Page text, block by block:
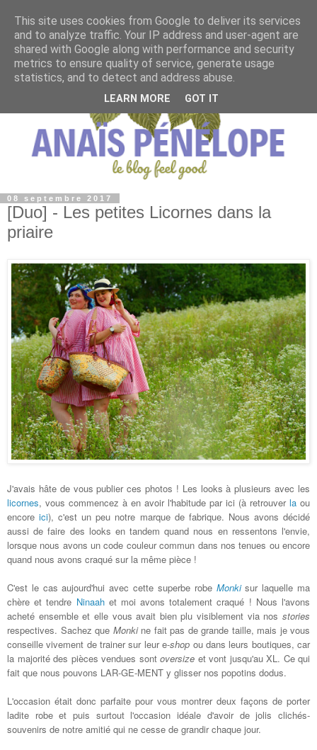
08 septembre 2017
[Duo] - Les petites Licornes dans la
priaire
J'avais hâte de vous publier ces photos ! Les looks à plusieurs avec les
licornes, vous commencez à en avoir l'habitude par ici (à retrouver la ou
encoreici), c'est un peu notre marque de fabrique. Nous avons décidé
aussi de faire des looks en tandem quand nous en ressentons l'envie,
lorsque nous avons un code couleur commun dans nos tenues ou encore
quand nous avons craqué sur la même pièce !
C'est le cas aujourd'hui avec cette superbe robe Monkisur laquelle ma
chère et tendre Ninaah et moi avons totalement craqué ! Nous l'avons
acheté ensemble et elle vous avait bien plu visiblement via nos stories
respectives. Sachez que Monki ne fait pas de grande taille, mais je vous
conseille vivement de trainer sur leur e-shop ou dans leurs boutiques, car
la majorité des pièces vendues sont oversize et vont jusqu'au XL. Ce qui
fait que nous pouvons LAR-GE-MENT y glisser nos popotins dodus.
L'occasion était donc parfaite pour vous montrer deux façons de porter
ladite robe et puis surtout l'occasion idéale d'avoir de jolis clichés-
souvenirs de notre amitié qui ne cesse de grandir chaque jour.
This site uses cookies from Google to deliver its services
and to analyze traffic. Your IP address and user-agent are
shared with Google along with performance and security
metrics to ensure quality of service, generate usage
statistics, and to detect and address abuse.
LEARN MORE GOT IT